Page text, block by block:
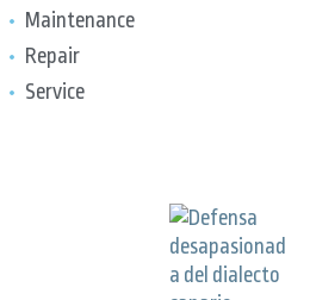
Maintenance
Repair
Service